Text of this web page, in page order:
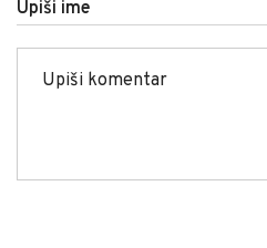
Upiši ime